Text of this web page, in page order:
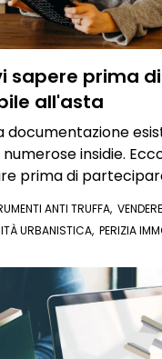
sapere prima
all'asta
documentazione
insidie.
prima di
ANTI TRUFFA,
URBANISTICA, PERIZIA
ALL'ASTA PLANIMETRIA